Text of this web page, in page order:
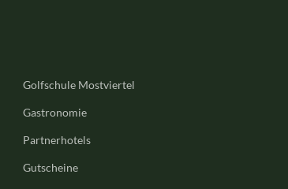
Golfschule Mostviertel
Gastronomie
Partnerhotels
Gutscheine